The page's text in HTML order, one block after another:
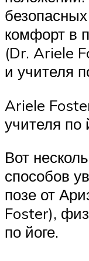
комфорт в
(Dr. Ariele
и учителя
Ariele
учителя по
Вот
способов
позе от
Foster),
по йоге.